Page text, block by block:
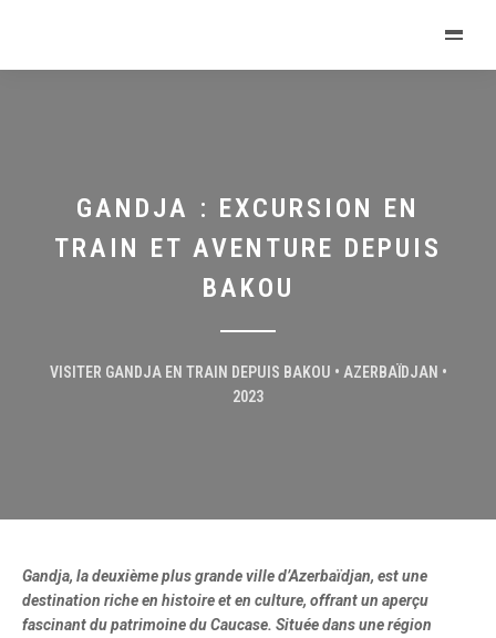
GANDJA : EXCURSION EN
TRAIN ET AVENTURE DEPUIS
BAKOU
VISITER GANDJA EN TRAIN DEPUIS BAKOU • AZERBAÏDJAN •
2023
Gandja, la deuxième plus grande ville d’Azerbaïdjan, est une
destination riche en histoire et en culture, offrant un aperçu
fascinant du patrimoine du Caucase. Située dans une région